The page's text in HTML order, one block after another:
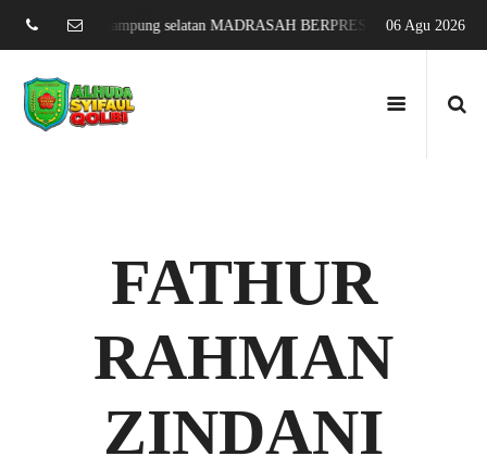
jati agung lampung selatan MADRASAH BERPRESTASI DAN06 Agu 2026
FATHUR
RAHMAN
ZINDANI